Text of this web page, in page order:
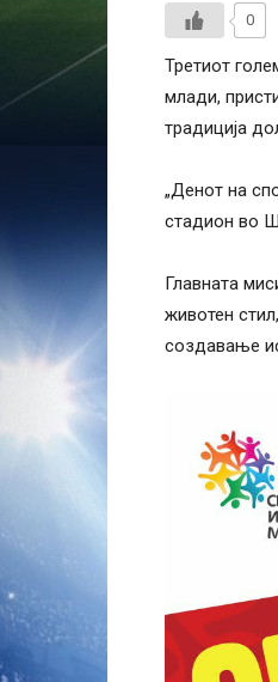
0
Третиот
млади,
традиција
„Денот на
стадион во
Главната
животен
создавање